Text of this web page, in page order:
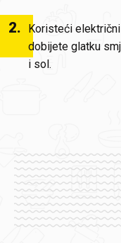
2.
Koristeći
dobijete glatku
i sol.